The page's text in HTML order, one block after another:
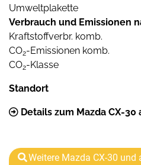
Umweltplakette
Verbrauch und Emissionen
Kraftstoffverbr. komb.
CO2-Emissionen komb.
CO2-Klasse
Standort
Details zum Mazda CX-30
Weitere Mazda CX-30 und